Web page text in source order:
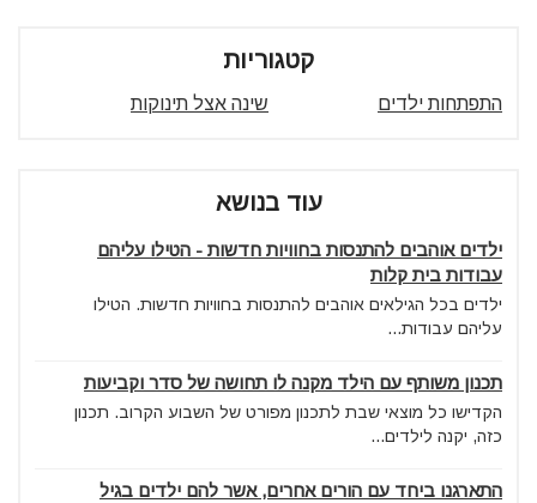
קטגוריות
התפתחות ילדים שינה אצל תינוקות
עוד בנושא
ילדים אוהבים להתנסות בחוויות חדשות - הטילו עליהם
עבודות בית קלות
ילדים בכל הגילאים אוהבים להתנסות בחוויות חדשות. הטילו
עליהם עבודות...
תכנון משותף עם הילד מקנה לו תחושה של סדר וקביעות
הקדישו כל מוצאי שבת לתכנון מפורט של השבוע הקרוב. תכנון
כזה, יקנה לילדים...
התארגנו ביחד עם הורים אחרים, אשר להם ילדים בגיל